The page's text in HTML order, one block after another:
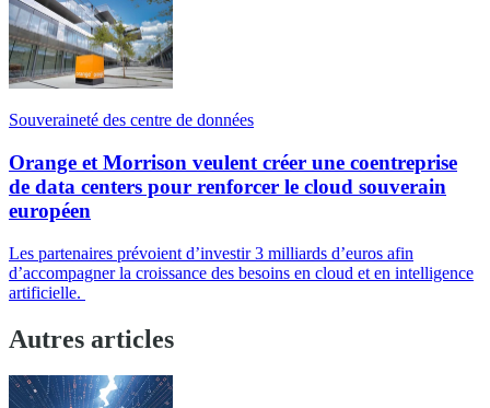
Souveraineté des centre de données
Orange et Morrison veulent créer une coentreprise
de data centers pour renforcer le cloud souverain
européen
Les partenaires prévoient d’investir 3 milliards d’euros afin
d’accompagner la croissance des besoins en cloud et en intelligence
artificielle.
Autres articles